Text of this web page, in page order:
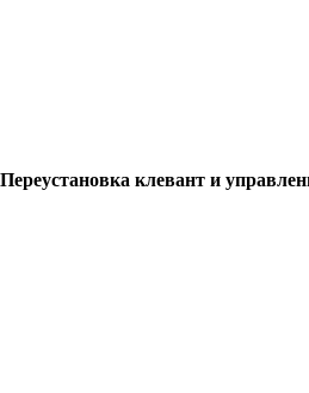
Переустановка клевант и